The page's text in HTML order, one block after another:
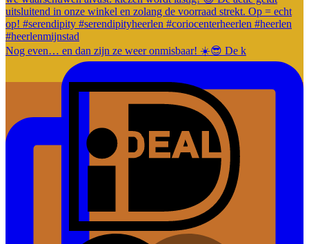
Nog even… en dan zijn ze weer onmisbaar! ☀️😎 De k